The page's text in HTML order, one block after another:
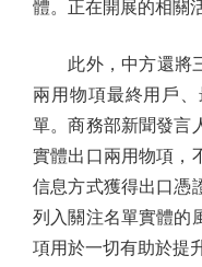
體。正在開展的相關
此外，中方還將三
兩用物項最終用戶
單。商務部新聞發言
實體出口兩用物項，
信息方式獲得出口憑
列入關注名單實體的
項用於一切有助於提